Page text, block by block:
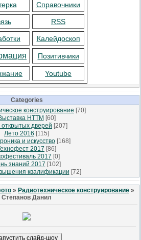
Справочники
RSS
Калейдоскоп
Позитивчики
Youtube
Categories
конструирование [70]
НТТМ [60]
дверей [207]
Лето 2016 [115]
и искусство [168]
2017 [86]
2017 [0]
знаний 2017 [102]
квалификации [72]
» Радиотехническое конструирование »
Степанов Данил